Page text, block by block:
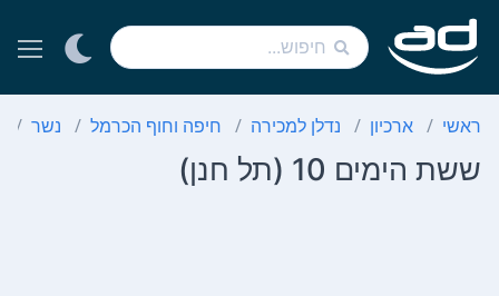
ראשי ארכיון נדלן למכירה חיפה וחוף הכרמל נשר
ששת הימים 10 (תל חנן)